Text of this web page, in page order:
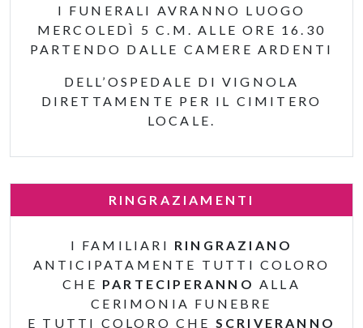
I FUNERALI AVRANNO LUOGO
MERCOLEDÌ 5 C.M. ALLE ORE 16.30
PARTENDO DALLE CAMERE ARDENTI
DELL’OSPEDALE DI VIGNOLA
DIRETTAMENTE PER IL CIMITERO
LOCALE.
RINGRAZIAMENTI
I FAMILIARI RINGRAZIANO
ANTICIPATAMENTE TUTTI COLORO
CHE PARTECIPERANNO ALLA
CERIMONIA FUNEBRE
E TUTTI COLORO CHE SCRIVERANNO